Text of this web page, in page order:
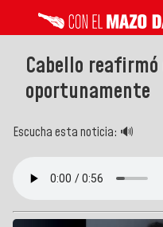
Cabello
oportunamente
Escucha esta noticia: 🔊